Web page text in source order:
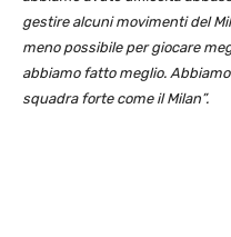
gestire alcuni movimenti del
meno possibile per giocare
abbiamo fatto meglio.
squadra forte come il Milan”.